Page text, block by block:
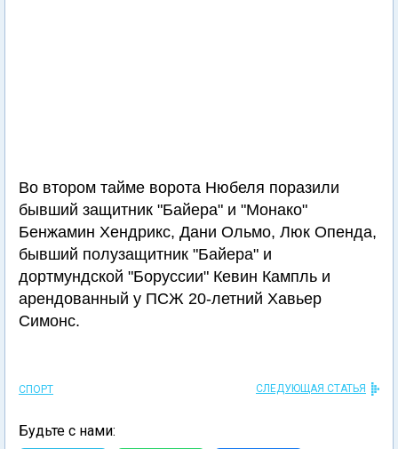
Во втором тайме ворота Нюбеля поразили
бывший защитник "Байера" и "Монако"
Бенжамин Хендрикс, Дани Ольмо, Люк Опенда,
бывший полузащитник "Байера" и
дортмундской "Боруссии" Кевин Кампль и
арендованный у ПСЖ 20-летний Хавьер
Симонс.
СПОРТ СЛЕДУЮЩАЯ СТАТЬЯ
Будьте с нами: